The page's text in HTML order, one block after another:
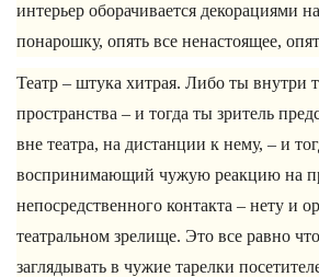
интерьер оборачивается декорациями
понарошку, опять все ненастоящее,
Театр – штука хитрая. Либо ты внутри
пространства – и тогда ты зритель
вне театра, на дистанции к нему, – и
воспринимающий чужую реакцию на
непосредственного контакта – нету и
театральном зрелище. Это все равно
заглядывать в чужие тарелки